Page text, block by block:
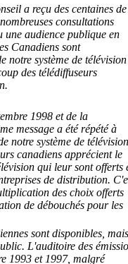
a reçu des centaines de
consultations
une audience publique en
Canadiens sont
notre système de
des télédiffuseurs
1998 et de la
message a été répété à
notre système de télévision
canadiens apprécient le
qui leur sont offerts
de distribution.
des choix offerts
de débouchés pour les
sont disponibles, mais
L'auditoire des
1993 et 1997, malgré